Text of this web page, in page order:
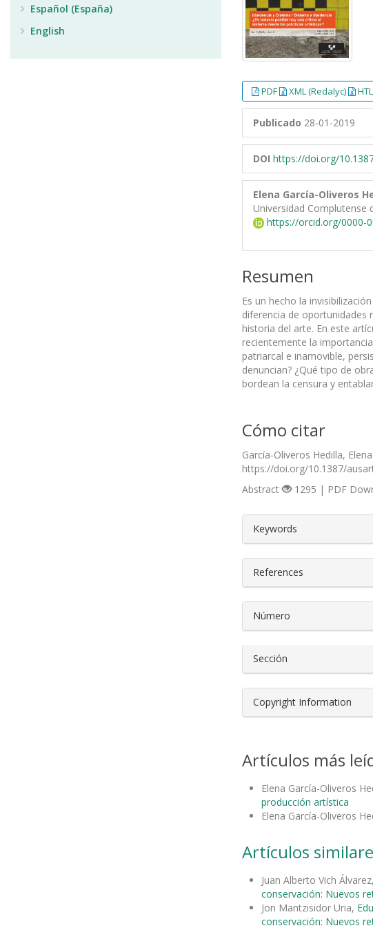
PDF XML (Redalyc)
Publicado 28-01-2019
DOI https://doi.org/
Elena García-Oliveros
Universidad Complutense
https://orcid.org/0000-
Resumen
Es un hecho la
diferencia de oportunidades
historia del arte. En este
recientemente la
patriarcal e inamovible,
denuncian? ¿Qué tipo de
bordean la censura y
Cómo citar
García-Oliveros Hedilla,
https://doi.org/10.1387/
Abstract 1295 | PDF
Keywords
References
Número
Sección
Copyright Information
Artículos más
Elena García-Oliveros
producción artística
Elena García-Oliveros
Artículos
Juan Alberto Vich Álvarez,
conservación: Nuevos
Jon Mantzisidor Uria,
conservación: Nuevos
Español (España)
English